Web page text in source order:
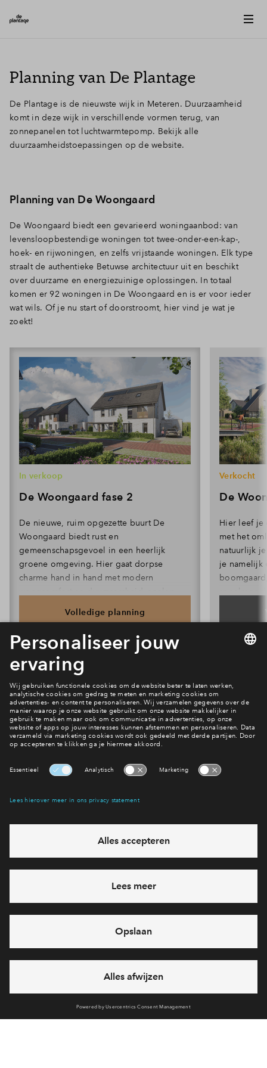
Inloggen
Planning van De Plantage
De Plantage is de nieuwste wijk in Meteren. Duurzaamheid
komt in deze wijk in verschillende vormen terug, van
zonnepanelen tot luchtwarmtepomp. Bekijk alle
duurzaamheidstoepassingen op de website.
Planning van De Woongaard
De Woongaard biedt een gevarieerd woningaanbod: van
levensloopbestendige woningen tot twee-onder-een-kap-,
hoek- en rijwoningen, en zelfs vrijstaande woningen. Elk type
straalt de authentieke Betuwse architectuur uit en beschikt
over duurzame en energiezuinige oplossingen. In totaal
komen er 92 woningen in De Woongaard en is er voor ieder
wat wils. Of je nu start of doorstroomt, hier vind je wat je
zoekt!
De Woongaard fase 2
In verkoop
De nieuwe, ruim opgezette buurt De
Woongaard biedt rust en
gemeenschapsgevoel in een heerlijk
groene omgeving. Hier gaat dorpse
charme hand in hand met modern
omringd door bloemrijke tuinen,
boomgaarden, De Kannenkijker Plas en
weidse groene ruimtes.
Volledige planning
Alles over deze fase
De
Verkocht
Hier leef je
met het
natuurlijk
je namelijk
een
Interesse? Meld je dan snel aan
Hiermee blijf je op de hoogte van het belangrijkste nieuws en
Ja, ik wil mij aanmelden
Heb je een vraag en wil je direct antwoord? Bel ons op
712 27 15
feestdagen)
vandaag gesloten, maandag zijn we vanaf
09:00 uur weer
bereikbaar